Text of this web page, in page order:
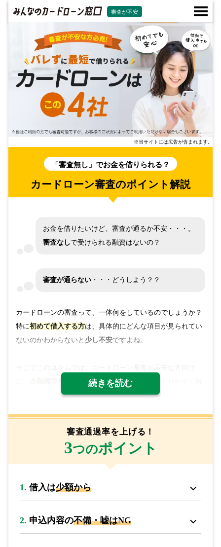
審査が不安
※当サイトには広告が含まれます。
「審査無し」でお金を借りられる？
カードローン審査のポイント解説
お金を借りたいけど、審査が通るか不安・・・。
審査なしで受けられる融資はないの？
審査が通らない ・・・どうしよう？？
カードローンの審査って、一体何をしているのでしょうか？
特に初めて借入する方は、具体的にどんな項目が見られてい
ないのかわからないと 少し不安ですよね。
金融機関がチェックしているポイント
説しています。
審査に自信がない方は、ぜひご利用前にチェックしてみてく
ん。
Point 1 年齢やお仕事に関する情報
審査通過率を上げる！
3つのポイント
1. 借入は少額から
2. 申込内容の不備・嘘はNG